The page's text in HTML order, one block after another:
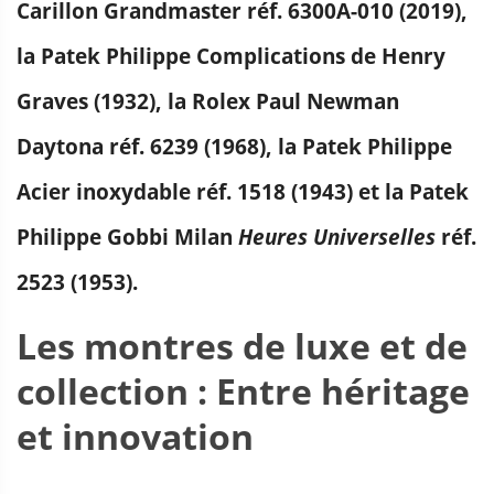
Carillon Grandmaster réf. 6300A-010 (2019),
la Patek Philippe Complications de Henry
Graves (1932), la Rolex Paul Newman
Daytona réf. 6239 (1968), la Patek Philippe
Acier inoxydable réf. 1518 (1943) et la Patek
Philippe Gobbi Milan Heures Universelles réf.
2523 (1953).
Les montres de luxe et de
collection : Entre héritage
et innovation